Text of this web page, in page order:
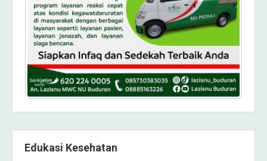
Edukasi Kesehatan